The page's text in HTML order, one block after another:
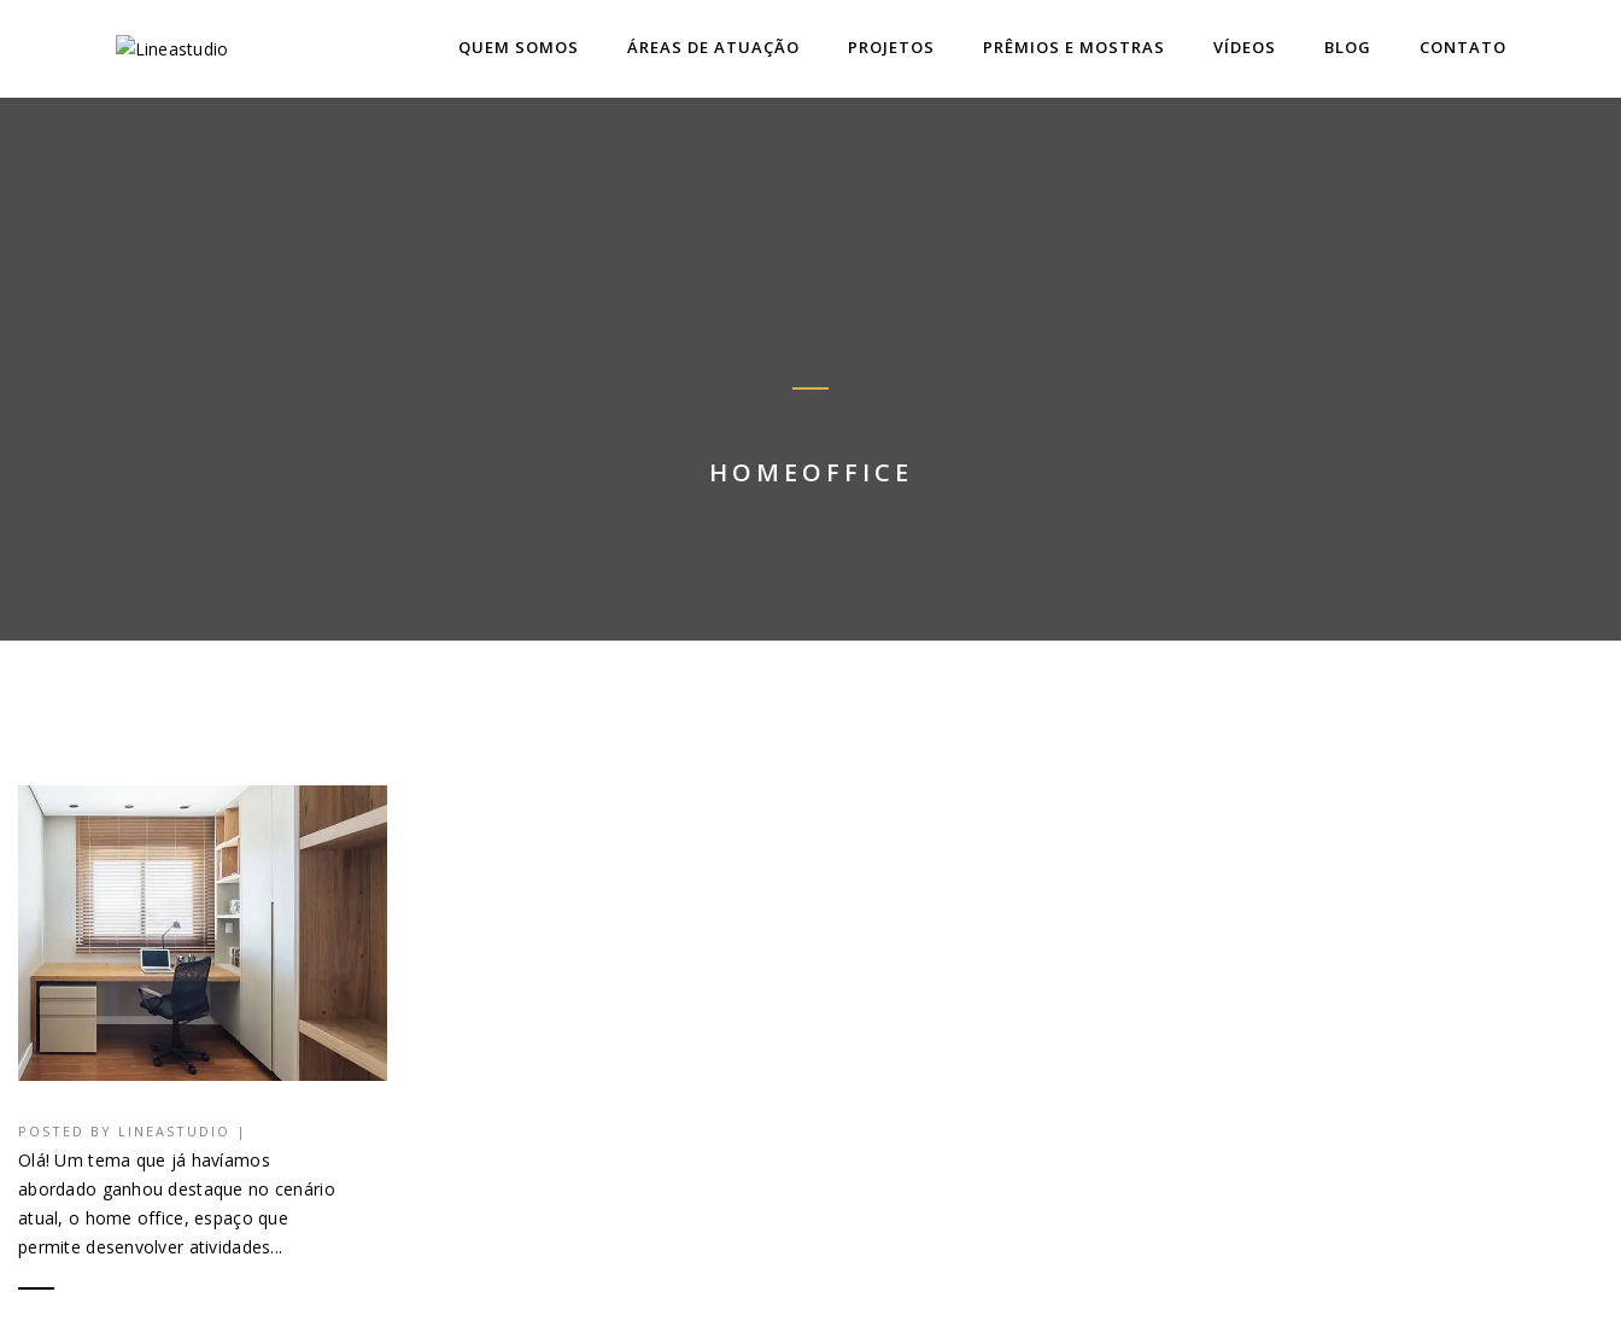
QUEM SOMOS ÁREAS DE ATUAÇÃO PROJETOS PRÊMIOS E MOSTRAS VÍDEOS BLOG CONTATO
HOMEOFFICE
POSTED BY LINEASTUDIO |
Olá! Um tema que já havíamos
abordado ganhou destaque no cenário
atual, o home office, espaço que
permite desenvolver atividades...